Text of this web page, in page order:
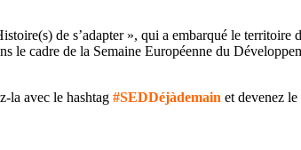
de s’adapter », qui a embarqué le territoire
le cadre de la Semaine Européenne du
la avec le hashtag #SEDDéjàdemain et devenez